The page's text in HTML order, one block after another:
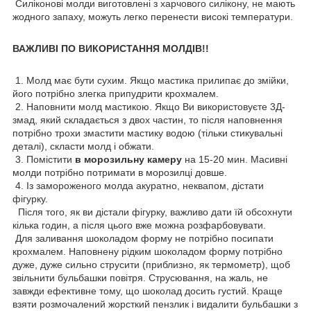
Силіконові молди виготовлені з харчового силікону, не мають
жодного запаху, можуть легко перенести високі температури.
ВАЖЛИВІ ПО ВИКОРИСТАННЯ МОЛДІВ!!
1. Молд має бути сухим. Якщо мастика прилипає до змійки,
його потрібно злегка припудрити крохмалем.
2. Наповнити молд мастикою. Якщо Ви використовуєте 3Д-
змад, який складається з двох частин, то після наповнення
потрібно трохи змастити мастику водою (тільки стикувальні
деталі), скласти молд і обжати.
3. Помістити в морозильну камеру на 15-20 мин. Масивні
молди потрібно потримати в морозилці довше.
4. Із замороженого молда акуратно, неквапом, дістати
фігурку.
Після того, як ви дістали фігурку, важливо дати їй обсохнути
кілька годин, а після цього вже можна розфарбовувати.
Для заливання шоколадом форму не потрібно посипати
крохмалем. Наповнену рідким шоколадом форму потрібно
дуже, дуже сильно струсити (приблизно, як термометр), щоб
звільнити бульбашки повітря. Струсювання, на жаль, не
завжди ефективне тому, що шоколад досить густий. Краще
взяти розмочалений жорсткий пензлик і видалити бульбашки з